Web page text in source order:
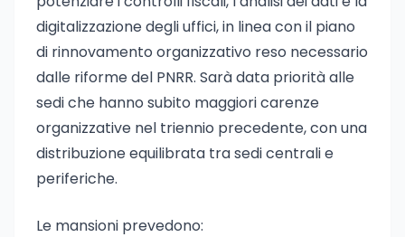
digitalizzazione degli uffici, in linea con il piano
di rinnovamento organizzativo reso necessario
dalle riforme del PNRR. Sarà data priorità alle
sedi che hanno subito maggiori carenze
organizzative nel triennio precedente, con una
distribuzione equilibrata tra sedi centrali e
periferiche.
Le mansioni prevedono: